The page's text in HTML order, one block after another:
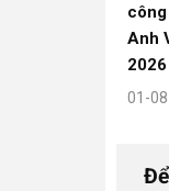
Anh
2026
01-